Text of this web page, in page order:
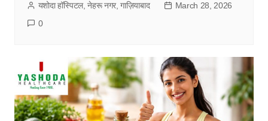
यशोदा हॉस्पिटल, नेहरू नगर, गाज़ियाबाद
March 28, 2026
0